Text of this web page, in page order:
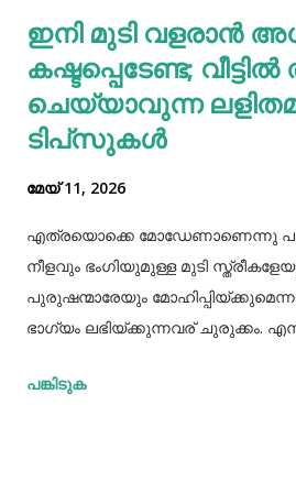
മരണത്തെ അഭിമുഖീകരിച്ചു. മറ്റൊരു
പ്രേതം ഒരു മനുഷ്യനെ പിടികൂടി.
ഇനി മുടി വളരാൻ
കഷ്ടപ്പെടേണ്ട;
ചെയ്യാവുന്ന
ടിപ്‌സുകൾ
മേയ് 11, 2026
എത്രയൊക്കെ മോഡേണാണെന്നു
നീളവും ഭംഗിയുമുള്ള മുടി
പുരുഷന്മാരേയും
ഭാഗ്യം ലഭിയ്ക്കുന്നവര് ചുരുക്കം.
സഹായിക്കുന്ന ചില
പങ്കിടുക